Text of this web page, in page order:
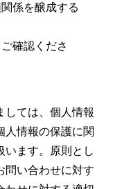
係を醸成する
確認くださ
しては、個人情報
人情報の保護に関
います。原則とし
問い合わせに対す